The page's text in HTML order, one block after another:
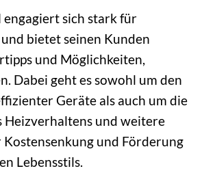
sich stark für
bietet seinen Kunden
und Möglichkeiten,
Dabei geht es sowohl um den
Geräte als auch um die
Heizverhaltens und weitere
und Förderung
Lebensstils.